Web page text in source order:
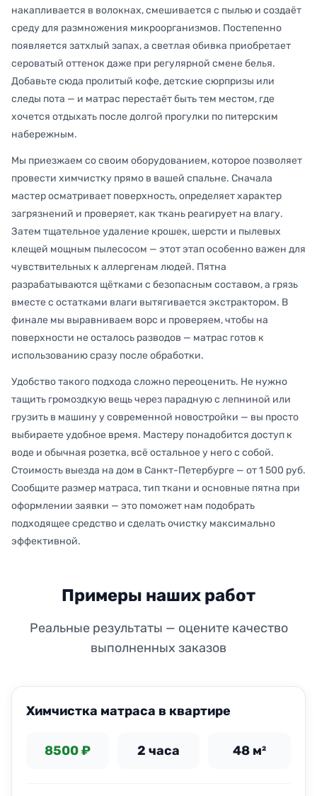
накапливается в волокнах, смешивается с пылью и создаёт
среду для размножения микроорганизмов. Постепенно
появляется затхлый запах, а светлая обивка приобретает
сероватый оттенок даже при регулярной смене белья.
Добавьте сюда пролитый кофе, детские сюрпризы или
следы пота — и матрас перестаёт быть тем местом, где
хочется отдыхать после долгой прогулки по питерским
набережным.
Мы приезжаем со своим оборудованием, которое позволяет
провести химчистку прямо в вашей спальне. Сначала
мастер осматривает поверхность, определяет характер
загрязнений и проверяет, как ткань реагирует на влагу.
Затем тщательное удаление крошек, шерсти и пылевых
клещей мощным пылесосом — этот этап особенно важен для
чувствительных к аллергенам людей. Пятна
разрабатываются щётками с безопасным составом, а грязь
вместе с остатками влаги вытягивается экстрактором. В
финале мы выравниваем ворс и проверяем, чтобы на
поверхности не осталось разводов — матрас готов к
использованию сразу после обработки.
Удобство такого подхода сложно переоценить. Не нужно
тащить громоздкую вещь через парадную с лепниной или
грузить в машину у современной новостройки — вы просто
выбираете удобное время. Мастеру понадобится доступ к
воде и обычная розетка, всё остальное у него с собой.
Стоимость выезда на дом в Санкт-Петербурге — от 1 500 руб.
Сообщите размер матраса, тип ткани и основные пятна при
оформлении заявки — это поможет нам подобрать
подходящее средство и сделать очистку максимально
эффективной.
Примеры наших работ
Реальные результаты — оцените качество
выполненных заказов
Химчистка матраса в квартире
8500 ₽ 2 часа 48 м²